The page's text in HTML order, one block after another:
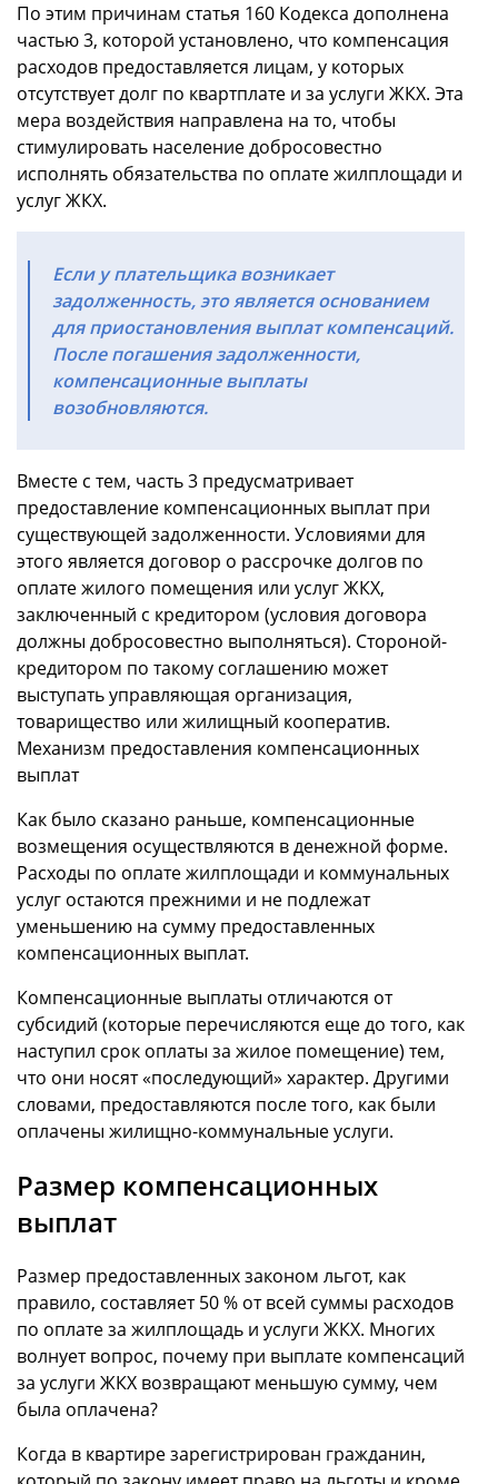
По этим причинам статья 160 Кодекса дополнена
частью 3, которой установлено, что компенсация
расходов предоставляется лицам, у которых
отсутствует долг по квартплате и за услуги ЖКХ. Эта
мера воздействия направлена на то, чтобы
стимулировать население добросовестно
исполнять обязательства по оплате жилплощади и
услуг ЖКХ.
Если у плательщика возникает
задолженность, это является основанием
для приостановления выплат компенсаций.
После погашения задолженности,
компенсационные выплаты
возобновляются.
Вместе с тем, часть 3 предусматривает
предоставление компенсационных выплат при
существующей задолженности. Условиями для
этого является договор о рассрочке долгов по
оплате жилого помещения или услуг ЖКХ,
заключенный с кредитором (условия договора
должны добросовестно выполняться). Стороной-
кредитором по такому соглашению может
выступать управляющая организация,
товарищество или жилищный кооператив.
Механизм предоставления компенсационных
выплат
Как было сказано раньше, компенсационные
возмещения осуществляются в денежной форме.
Расходы по оплате жилплощади и коммунальных
услуг остаются прежними и не подлежат
уменьшению на сумму предоставленных
компенсационных выплат.
Компенсационные выплаты отличаются от
субсидий (которые перечисляются еще до того, как
наступил срок оплаты за жилое помещение) тем,
что они носят «последующий» характер. Другими
словами, предоставляются после того, как были
оплачены жилищно-коммунальные услуги.
Размер компенсационных
выплат
Размер предоставленных законом льгот, как
правило, составляет 50 % от всей суммы расходов
по оплате за жилплощадь и услуги ЖКХ. Многих
волнует вопрос, почему при выплате компенсаций
за услуги ЖКХ возвращают меньшую сумму, чем
была оплачена?
Когда в квартире зарегистрирован гражданин,